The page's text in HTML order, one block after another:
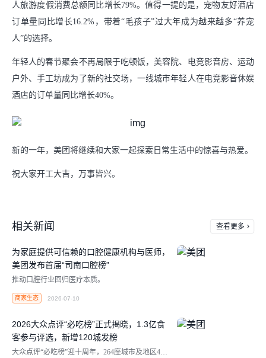
人旅游度假消费总额同比增长79%。值得一提的是，宠物友好酒店
订单量同比增长16.2%，带着“毛孩子”过大年成为越来越多“养宠
人”的选择。
年轻人的春节聚会不再局限于吃顿饭，美容院、电竞影音房、运动
户外、手工坊成为了新的社交场，一线城市年轻人在电竞影音休娱
酒店的订单量同比增长40%。
新的一年，美团将继续和大家一起探索日常生活中的惊喜与热爱。
祝大家开工大吉，万事皆兴。
相关新闻 查看更多
为家庭提供可信赖的口腔健康机构与医师，
美团发布首届“司南口腔榜”
推动口腔行业回归医疗本质。
商家生态 2026-07-10
2026大众点评“必吃榜”正式揭晓，1.3亿食
客参与评选，新增120城发榜
大众点评“必吃榜”迎十周年，264座城市及地区427